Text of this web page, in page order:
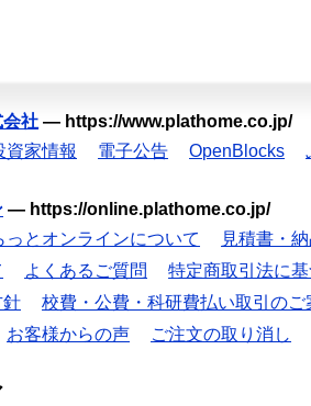
社 — https://www.plathome.co.jp/
資家情報 電子公告 OpenBlocks
— https://online.plathome.co.jp/
っとオンラインについて
見積書・
よくあるご質問
特定商取引法に
針
校費・公費・科研費払い取引のご
お客様からの声 ご注文の取り消し